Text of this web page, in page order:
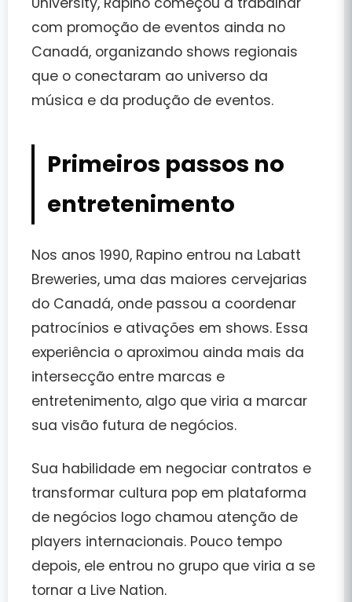
com promoção de eventos ainda no
Canadá, organizando shows regionais
que o conectaram ao universo da
música e da produção de eventos.
Primeiros passos no
entretenimento
Nos anos 1990, Rapino entrou na Labatt
Breweries, uma das maiores cervejarias
do Canadá, onde passou a coordenar
patrocínios e ativações em shows. Essa
experiência o aproximou ainda mais da
intersecção entre marcas e
entretenimento, algo que viria a marcar
sua visão futura de negócios.
Sua habilidade em negociar contratos e
transformar cultura pop em plataforma
de negócios logo chamou atenção de
players internacionais. Pouco tempo
depois, ele entrou no grupo que viria a se
tornar a Live Nation.